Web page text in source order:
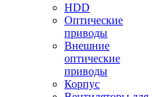
HDD
Оптические
приводы
Внешние
оптические
приводы
Корпус